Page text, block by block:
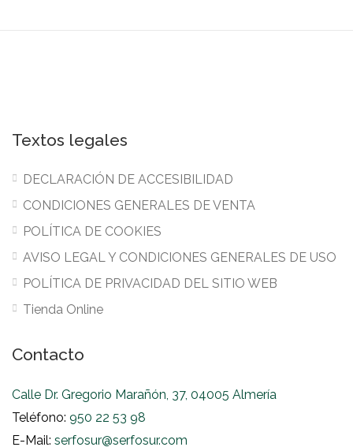
Textos legales
DECLARACIÓN DE ACCESIBILIDAD
CONDICIONES GENERALES DE VENTA
POLÍTICA DE COOKIES
AVISO LEGAL Y CONDICIONES GENERALES DE USO
POLÍTICA DE PRIVACIDAD DEL SITIO WEB
Tienda Online
Contacto
Calle Dr. Gregorio Marañón, 37, 04005 Almería
Teléfono: 950 22 53 98
E-Mail: serfosur@serfosur.com